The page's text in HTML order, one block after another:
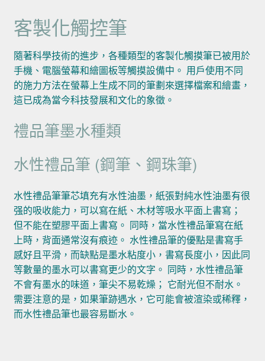
客製化觸控筆
隨著科學技術的進步，各種類型的客製化觸摸筆已被用於
手機、電腦螢幕和繪圖板等觸摸設備中。 用戶使用不同
的施力方法在螢幕上生成不同的筆劃來選擇檔案和繪畫，
這已成為當今科技發展和文化的象徵。
禮品筆墨水種類
水性禮品筆 (鋼筆、鋼珠筆)
水性禮品筆筆芯填充有水性油墨，紙張對純水性油墨有很
强的吸收能力，可以寫在紙、木材等吸水平面上書寫；
但不能在塑膠平面上書寫。 同時，當水性禮品筆寫在紙
上時，背面通常沒有痕迹。 水性禮品筆的優點是書寫手
感好且平滑，而缺點是墨水粘度小，書寫長度小，因此同
等數量的墨水可以書寫更少的文字。 同時，水性禮品筆
不會有墨水的味道，筆尖不易乾燥； 它耐光但不耐水。
需要注意的是，如果筆跡遇水，它可能會被渲染或稀釋，
而水性禮品筆也最容易斷水。